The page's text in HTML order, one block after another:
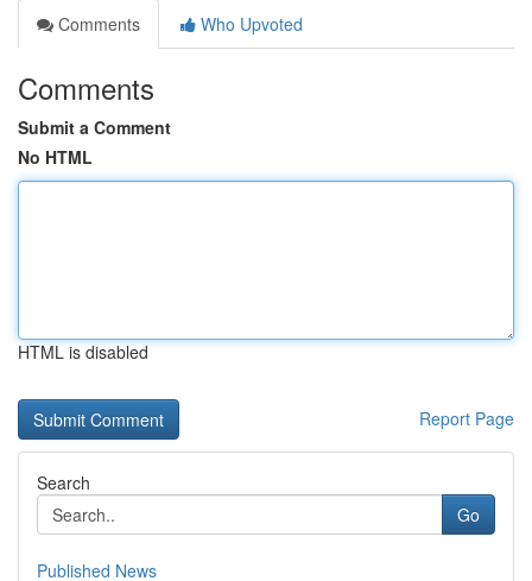
Comments
Who Upvoted
Comments
Submit a Comment
No HTML
HTML is disabled
Report Page
Search
Go
Published News